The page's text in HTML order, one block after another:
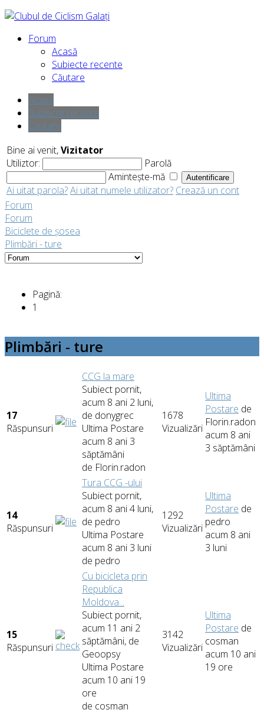
Forum
Acasă
Subiecte recente
Căutare
Acasă
Subiecte recente
Căutare
Bine ai venit,Vizitator
Utiliztor:
Parolă
Amintește-mă
Ai uitat parola?Ai uitat numele utilizator? Crează un cont
Forum
Forum
Biciclete de șosea
Plimbări - ture
Pagină:
1
Plimbări - ture
17
Răspunsuri
CCG la mare
Subiect pornit,
acum 8 ani 2 luni,
de donygrec
Ultima Postare
acum 8 ani 3
săptămâni
de Florin.radon
1678
Vizualizări
Ultima
Postare de
Florin.radon
acum 8 ani
3 săptămâni
14
Răspunsuri
Tura CCG -ului
Subiect pornit,
acum 8 ani 4 luni,
de pedro
Ultima Postare
acum 8 ani 3 luni
de pedro
1292
Vizualizări
Ultima
Postare de
pedro
acum 8 ani
3 luni
15
Răspunsuri
Cu bicicleta prin
Republica
Moldova...
Subiect pornit,
acum 11 ani 2
săptămâni, de
Geoopsy
Ultima Postare
acum 10 ani 19
ore
de cosman
3142
Vizualizări
Ultima
Postare de
cosman
acum 10 ani
19 ore